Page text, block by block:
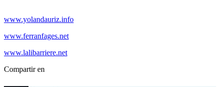
www.yolandauriz.info
www.ferranfages.net
www.lalibarriere.net
Compartir en